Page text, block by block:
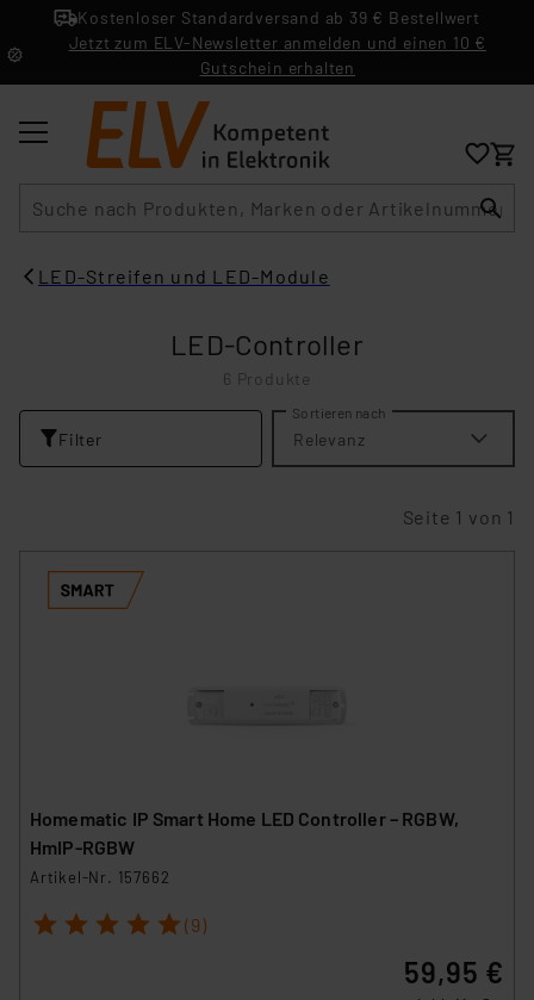
Kostenloser Standardversand ab 39 € Bestellwert
Jetzt zum ELV-Newsletter anmelden und einen 10 €
Gutschein erhalten
LED-Streifen und LED-Module
LED-Controller
6 Produkte
Filter
Sortieren nach
Relevanz
Seite 1 von 1
Homematic IP Smart Home LED Controller – RGBW,
HmIP-RGBW
Artikel-Nr. 157662
1 2 3 4 5 (9)
59,95 €